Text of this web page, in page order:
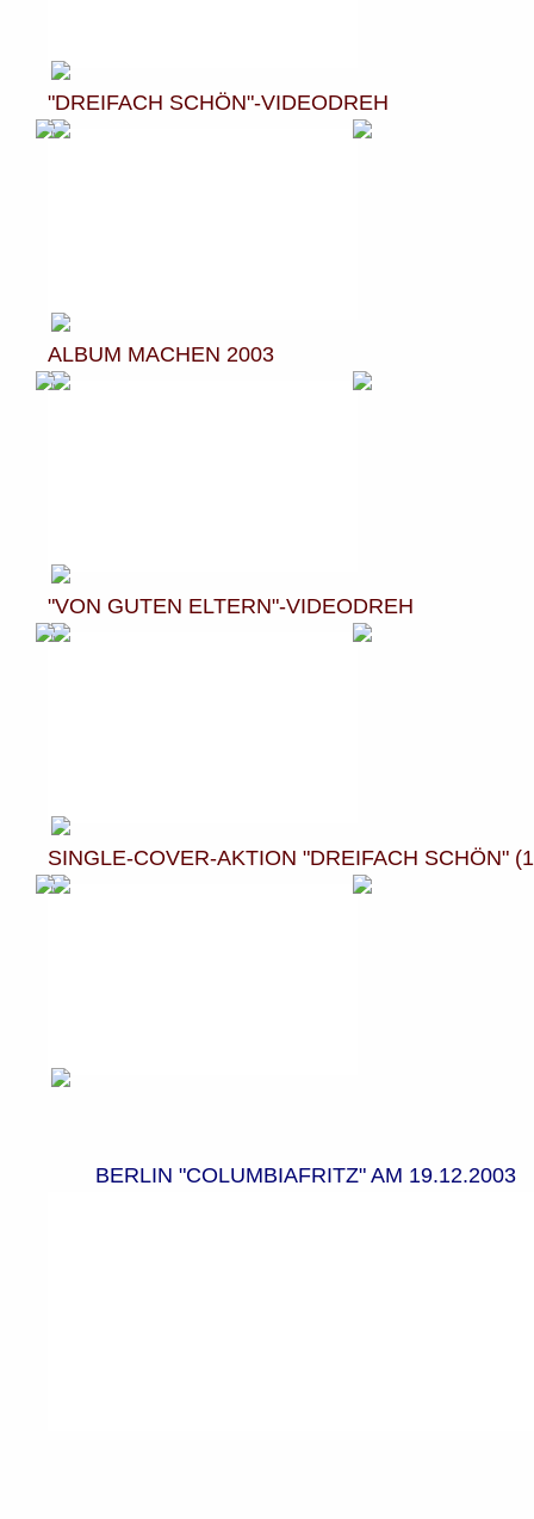
"DREIFACH SCHÖN"-VIDEODREH
ALBUM MACHEN 2003
"VON GUTEN ELTERN"-VIDEODREH
SINGLE-COVER-AKTION "DREIFACH SCHÖN"
BERLIN "COLUMBIAFRITZ" AM 19.12.2003